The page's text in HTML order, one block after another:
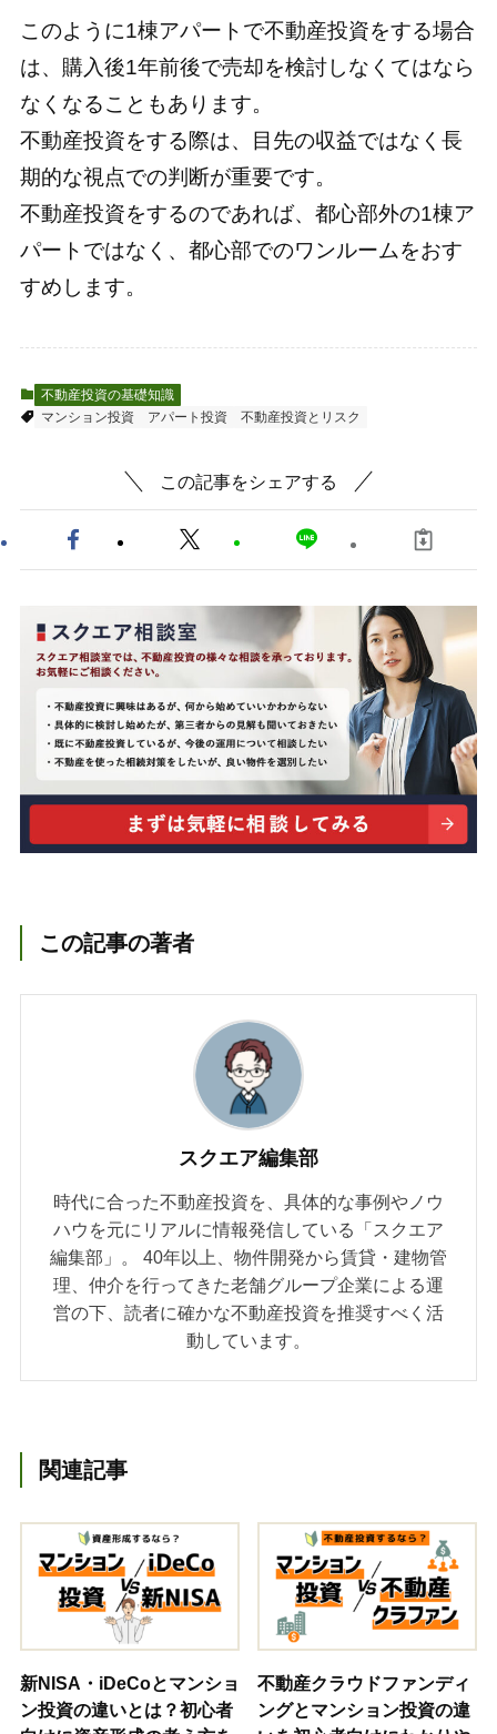
このように1棟アパートで不動産投資をする場合
は、購入後1年前後で売却を検討しなくてはなら
なくなることもあります。
不動産投資をする際は、目先の収益ではなく長
期的な視点での判断が重要です。
不動産投資をするのであれば、都心部外の1棟ア
パートではなく、都心部でのワンルームをおす
すめします。
不動産投資の基礎知識
マンション投資
アパート投資 不動産投資とリスク
この記事をシェアする
この記事の著者
スクエア編集部
時代に合った不動産投資を、具体的な事例やノウ
ハウを元にリアルに情報発信している「スクエア
編集部」。 40年以上、物件開発から賃貸・建物管
理、仲介を行ってきた老舗グループ企業による運
営の下、読者に確かな不動産投資を推奨すべく活
動しています。
関連記事
新NISA・iDeCoとマンショ
ン投資の違いとは？初心者
不動産クラウドファンディ
ングとマンション投資の違